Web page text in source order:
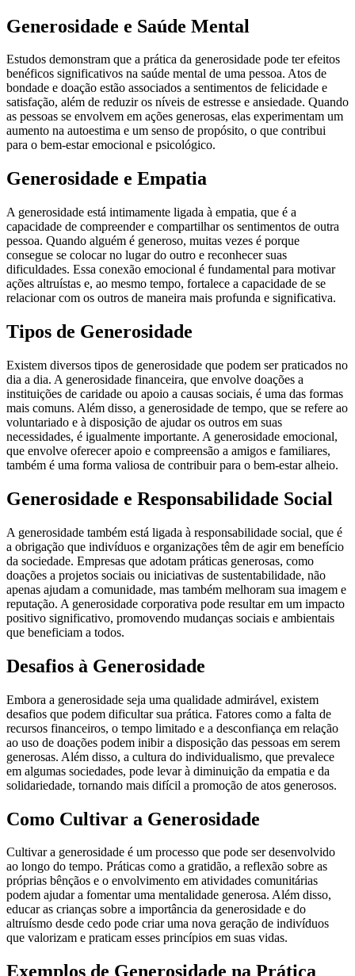
Generosidade e Saúde Mental
Estudos demonstram que a prática da generosidade pode ter efeitos
benéficos significativos na saúde mental de uma pessoa. Atos de
bondade e doação estão associados a sentimentos de felicidade e
satisfação, além de reduzir os níveis de estresse e ansiedade. Quando
as pessoas se envolvem em ações generosas, elas experimentam um
aumento na autoestima e um senso de propósito, o que contribui
para o bem-estar emocional e psicológico.
Generosidade e Empatia
A generosidade está intimamente ligada à empatia, que é a
capacidade de compreender e compartilhar os sentimentos de outra
pessoa. Quando alguém é generoso, muitas vezes é porque
consegue se colocar no lugar do outro e reconhecer suas
dificuldades. Essa conexão emocional é fundamental para motivar
ações altruístas e, ao mesmo tempo, fortalece a capacidade de se
relacionar com os outros de maneira mais profunda e significativa.
Tipos de Generosidade
Existem diversos tipos de generosidade que podem ser praticados no
dia a dia. A generosidade financeira, que envolve doações a
instituições de caridade ou apoio a causas sociais, é uma das formas
mais comuns. Além disso, a generosidade de tempo, que se refere ao
voluntariado e à disposição de ajudar os outros em suas
necessidades, é igualmente importante. A generosidade emocional,
que envolve oferecer apoio e compreensão a amigos e familiares,
também é uma forma valiosa de contribuir para o bem-estar alheio.
Generosidade e Responsabilidade Social
A generosidade também está ligada à responsabilidade social, que é
a obrigação que indivíduos e organizações têm de agir em benefício
da sociedade. Empresas que adotam práticas generosas, como
doações a projetos sociais ou iniciativas de sustentabilidade, não
apenas ajudam a comunidade, mas também melhoram sua imagem e
reputação. A generosidade corporativa pode resultar em um impacto
positivo significativo, promovendo mudanças sociais e ambientais
que beneficiam a todos.
Desafios à Generosidade
Embora a generosidade seja uma qualidade admirável, existem
desafios que podem dificultar sua prática. Fatores como a falta de
recursos financeiros, o tempo limitado e a desconfiança em relação
ao uso de doações podem inibir a disposição das pessoas em serem
generosas. Além disso, a cultura do individualismo, que prevalece
em algumas sociedades, pode levar à diminuição da empatia e da
solidariedade, tornando mais difícil a promoção de atos generosos.
Como Cultivar a Generosidade
Cultivar a generosidade é um processo que pode ser desenvolvido
ao longo do tempo. Práticas como a gratidão, a reflexão sobre as
próprias bênçãos e o envolvimento em atividades comunitárias
podem ajudar a fomentar uma mentalidade generosa. Além disso,
educar as crianças sobre a importância da generosidade e do
altruísmo desde cedo pode criar uma nova geração de indivíduos
que valorizam e praticam esses princípios em suas vidas.
Exemplos de Generosidade na Prática